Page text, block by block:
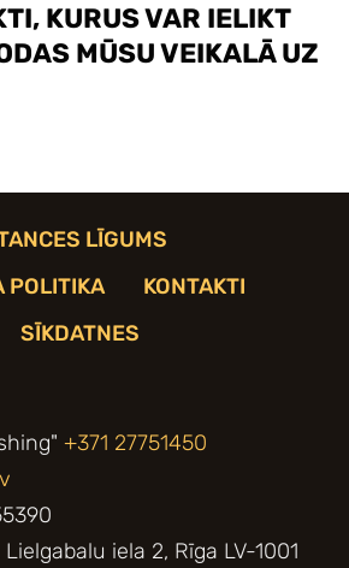
KURUS VAR IELIKT
MŪSU VEIKALĀ UZ
LĪGUMS
POLITIKA
KONTAKTI
SĪKDATNES
+371 27751450
iela 2, Rīga LV-1001